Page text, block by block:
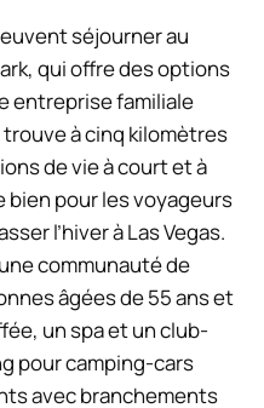
séjourner au
qui offre des options
entreprise familiale
à cinq kilomètres
de vie à court et à
pour les voyageurs
l’hiver à Las Vegas.
communauté de
âgées de 55 ans et
un spa et un club-
pour camping-cars
avec branchements